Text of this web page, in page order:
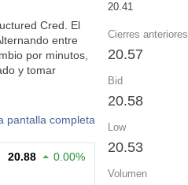
Cred. El
entre
por minutos,
y tomar
pantalla completa
20.88 0.00%
20.41
Cierres anteriores
20.57
Bid
20.58
Low
20.53
Volumen